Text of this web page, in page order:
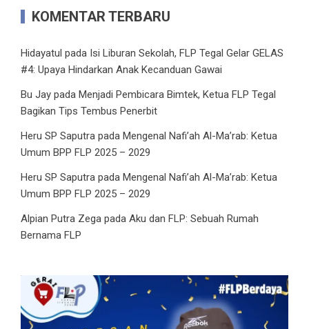
KOMENTAR TERBARU
Hidayatul pada Isi Liburan Sekolah, FLP Tegal Gelar GELAS
#4: Upaya Hindarkan Anak Kecanduan Gawai
Bu Jay pada Menjadi Pembicara Bimtek, Ketua FLP Tegal
Bagikan Tips Tembus Penerbit
Heru SP Saputra pada Mengenal Nafi’ah Al-Ma’rab: Ketua
Umum BPP FLP 2025 – 2029
Heru SP Saputra pada Mengenal Nafi’ah Al-Ma’rab: Ketua
Umum BPP FLP 2025 – 2029
Alpian Putra Zega pada Aku dan FLP: Sebuah Rumah
Bernama FLP